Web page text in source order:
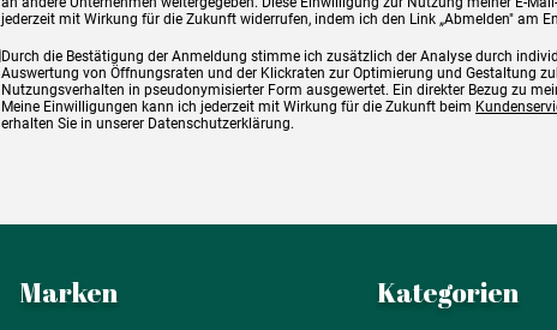
jederzeit mit Wirkung für die Zukunft widerrufen, indem ich den Link „Abmelden" am
Durch die Bestätigung der Anmeldung stimme ich zusätzlich der Analyse durch
Auswertung von Öffnungsraten und der Klickraten zur Optimierung und Gestaltung
Nutzungsverhalten in pseudonymisierter Form ausgewertet. Ein direkter Bezug zu
Meine Einwilligungen kann ich jederzeit mit Wirkung für die Zukunft beim
erhalten Sie in unserer Datenschutzerklärung.
Marken Kategorien